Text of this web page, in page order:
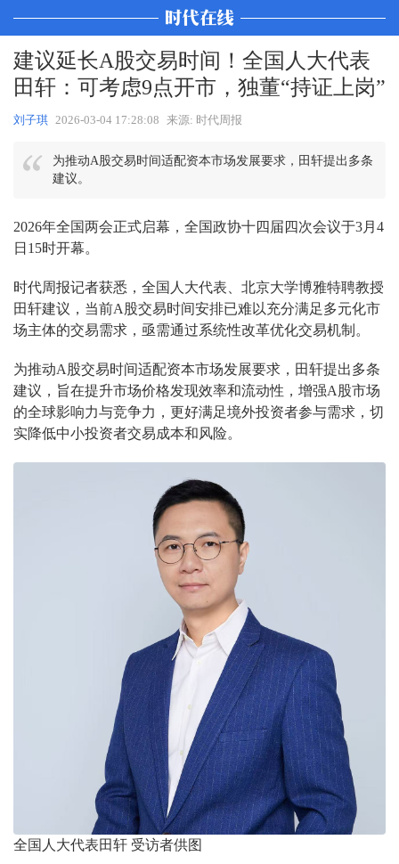
建议延长A股交易时间！全国人大代表
田轩：可考虑9点开市，独董“持证上岗”
刘子琪 2026-03-04 17:28:08 来源: 时代周报
为推动A股交易时间适配资本市场发展要求，田轩提出多条
建议。
2026年全国两会正式启幕，全国政协十四届四次会议于3月4
日15时开幕。
时代周报记者获悉，全国人大代表、北京大学博雅特聘教授
田轩建议，当前A股交易时间安排已难以充分满足多元化市
场主体的交易需求，亟需通过系统性改革优化交易机制。
为推动A股交易时间适配资本市场发展要求，田轩提出多条
建议，旨在提升市场价格发现效率和流动性，增强A股市场
的全球影响力与竞争力，更好满足境外投资者参与需求，切
实降低中小投资者交易成本和风险。
全国人大代表田轩 受访者供图